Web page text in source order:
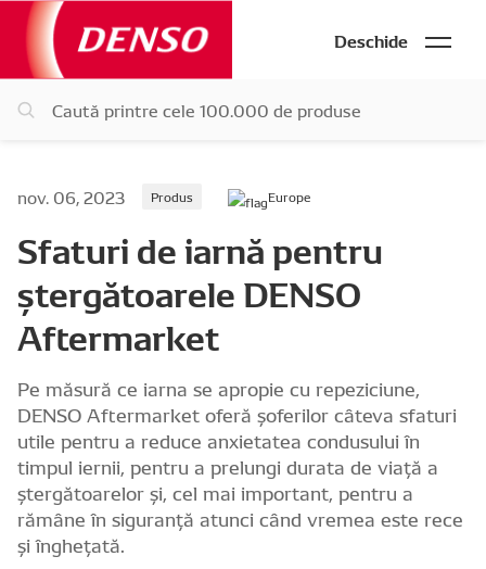
Deschide
nov. 06, 2023 Produs Europe
Sfaturi de iarnă pentru
ștergătoarele DENSO
Aftermarket
Pe măsură ce iarna se apropie cu repeziciune,
DENSO Aftermarket oferă șoferilor câteva sfaturi
utile pentru a reduce anxietatea condusului în
timpul iernii, pentru a prelungi durata de viață a
ștergătoarelor și, cel mai important, pentru a
rămâne în siguranță atunci când vremea este rece
și înghețată.